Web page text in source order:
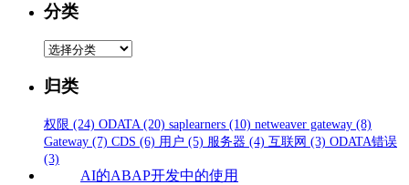
分类
分
归类
权限 (24) ODATA (20) saplearners (10) netweaver gateway (8)
Gateway (7) CDS (6) 用户 (5) 服务器 (4) 互联网 (3) ODATA错误
(3)
AI的ABAP开发中的使用